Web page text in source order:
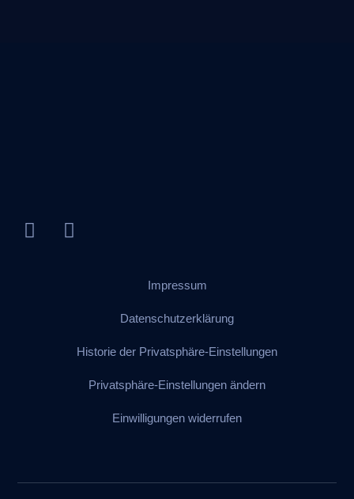
Impressum
Datenschutzerklärung
Historie der Privatsphäre-Einstellungen
Privatsphäre-Einstellungen ändern
Einwilligungen widerrufen